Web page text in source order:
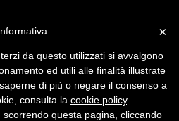
iniziato a vendere
kit di montaggio.
×
da questo utilizzati si avvalgono
ed utili alle finalità illustrate
di più o negare il consenso a
consulta la cookie policy.
questa pagina, cliccando